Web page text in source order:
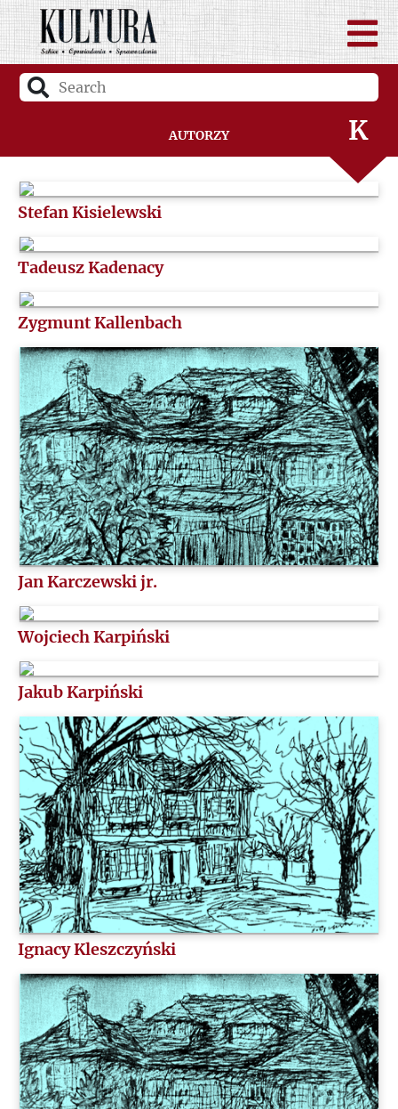
Autorzy
I
J
K
L
O
P
Q
R
S
Ś
T
U
V
W
Z
Ż
Stefan Kisielewski
Tadeusz Kadenacy
Zygmunt Kallenbach
Jan Karczewski jr.
Wojciech Karpiński
Jakub Karpiński
Ignacy Kleszczyński